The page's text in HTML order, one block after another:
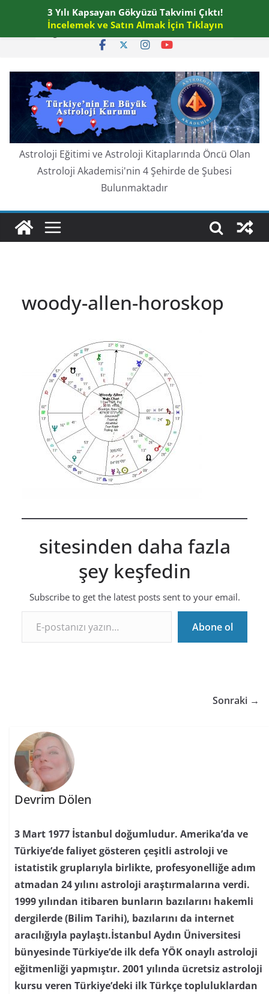
content
Pazar, Ağustos 9, 2026
Astroloji Eğitimi ve Astroloji Kitaplarında Öncü Olan
Astroloji Akademisi'nin 4 Şehirde de Şubesi
Bulunmaktadır
woody-allen-horoskop
sitesinden daha fazla
şey keşfedin
Subscribe to get the latest posts sent to your email.
E-postanızı yazın…
Abone ol
Sonraki →
Devrim Dölen
3 Mart 1977 İstanbul doğumludur. Amerika’da ve
Türkiye’de faliyet gösteren çeşitli astroloji ve
istatistik gruplarıyla birlikte, profesyonelliğe adım
atmadan 24 yılını astroloji araştırmalarına verdi.
1999 yılından itibaren bunların bazılarını hakemli
dergilerde (Bilim Tarihi), bazılarını da internet
aracılığıyla paylaştı.İstanbul Aydın Üniversitesi
bünyesinde Türkiye’de ilk defa YÖK onaylı astroloji
eğitmenliği yapmıştır. 2001 yılında ücretsiz astroloji
kursu veren Türkiye’deki ilk Türkçe topluluklardan
3 Yılı Kapsayan Gökyüzü Takvimi Çıktı!
İncelemek ve Satın Almak İçin Tıklayın